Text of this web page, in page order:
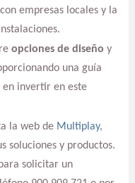
empresas locales y la
opciones de diseño y
una guía
en invertir en este
la web de Multiplay,
soluciones y productos.
solicitar un